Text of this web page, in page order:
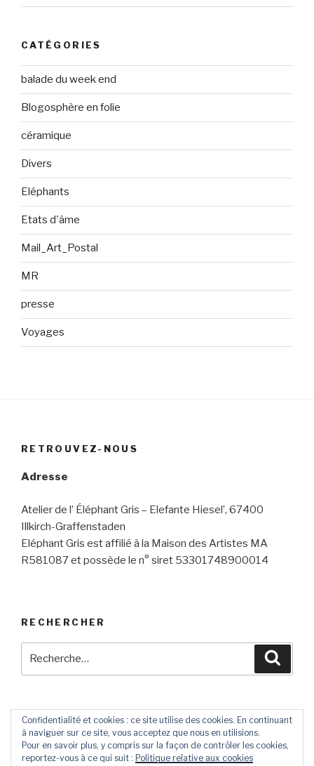
CATÉGORIES
balade du week end
Blogosphère en folie
céramique
Divers
Eléphants
Etats d'âme
Mail_Art_Postal
MR
presse
Voyages
RETROUVEZ-NOUS
Adresse
Atelier de l’ Éléphant Gris – Elefante Hiesel’, 67400
Illkirch-Graffenstaden
Eléphant Gris est affilié à la Maison des Artistes MA
R581087 et possède le n° siret 53301748900014
RECHERCHER
ContactLivre
D’Or
Confidentialité et cookies : ce site utilise des cookies. En continuant
à naviguer sur ce site, vous acceptez que nous en utilisions.
Pour en savoir plus, y compris sur la façon de contrôler les cookies,
reportez-vous à ce qui suit : Politique relative aux cookies